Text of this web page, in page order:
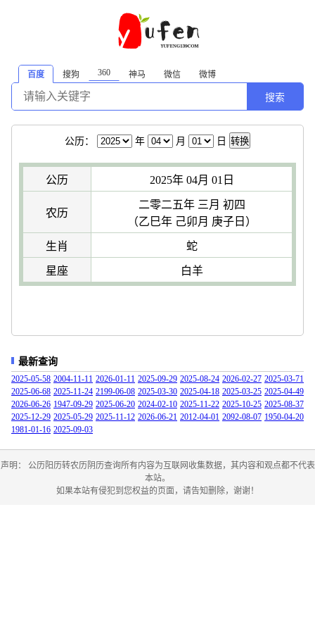
百度 搜狗 360 神马 微信 微博
搜索
公历： 年 月 日 转换
公历 2025年 04月 01日
农历
二零二五年 三月 初四
（乙巳年 己卯月 庚子日）
生肖 蛇
星座 白羊
最新查询
2025-05-58 2004-11-11 2026-01-11 2025-09-29 2025-08-24 2026-02-27 2025-03-71
2025-06-68 2025-11-24 2199-06-08 2025-03-30 2025-04-18 2025-03-25 2025-04-49
2026-06-26 1947-09-29 2025-06-20 2024-02-10 2025-11-22 2025-10-25 2025-08-37
2025-12-29 2025-05-29 2025-11-12 2026-06-21 2012-04-01 2092-08-07 1950-04-20
1981-01-16 2025-09-03
声明： 公历阳历转农历阴历查询所有内容为互联网收集数据，其内容和观点都不代表
本站。
如果本站有侵犯到您权益的页面，请告知删除，谢谢！